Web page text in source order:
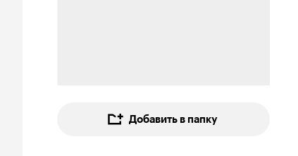
Добавить в папку